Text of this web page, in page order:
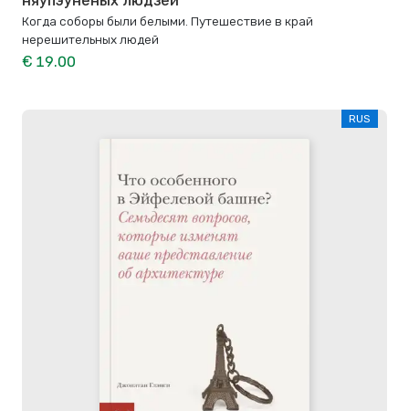
Когда соборы были белыми. Путешествие в край
нерешительных людей
€ 19.00
RUS